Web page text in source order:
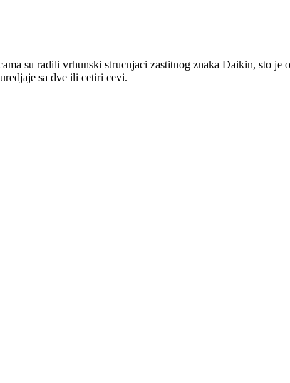
su radili vrhunski strucnjaci zastitnog znaka Daikin, sto je
sa dve ili cetiri cevi.